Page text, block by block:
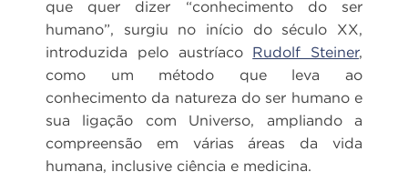
que quer dizer “conhecimento do ser
humano”, surgiu no início do século XX,
introduzida pelo austríaco Rudolf Steiner,
como um método que leva ao
conhecimento da natureza do ser humano e
sua ligação com Universo, ampliando a
compreensão em várias áreas da vida
humana, inclusive ciência e medicina.